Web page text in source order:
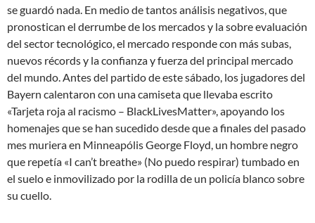
se guardó nada. En medio de tantos análisis negativos, que
pronostican el derrumbe de los mercados y la sobre evaluación
del sector tecnológico, el mercado responde con más subas,
nuevos récords y la confianza y fuerza del principal mercado
del mundo. Antes del partido de este sábado, los jugadores del
Bayern calentaron con una camiseta que llevaba escrito
«Tarjeta roja al racismo – BlackLivesMatter», apoyando los
homenajes que se han sucedido desde que a finales del pasado
mes muriera en Minneapólis George Floyd, un hombre negro
que repetía «I can’t breathe» (No puedo respirar) tumbado en
el suelo e inmovilizado por la rodilla de un policía blanco sobre
su cuello.